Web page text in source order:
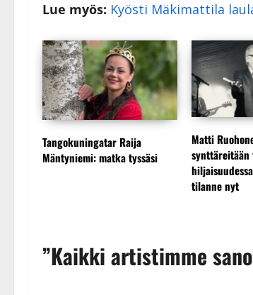
Lue myös: Kyösti Mäkimattila
Tangokuningatar Raija
Mäntyniemi: matka tyssäsi
Matti
synttäreitään
tilanne nyt
”Kaikki artistimme